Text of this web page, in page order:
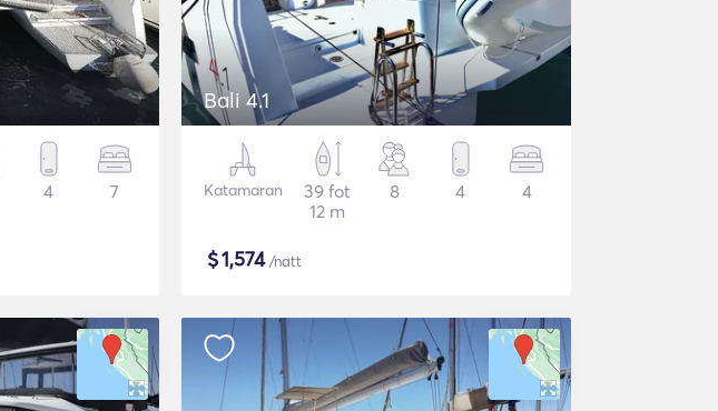
4 7
Bali 4.1
Katamaran
39 fot
12 m
8 4 4
$1,574/natt